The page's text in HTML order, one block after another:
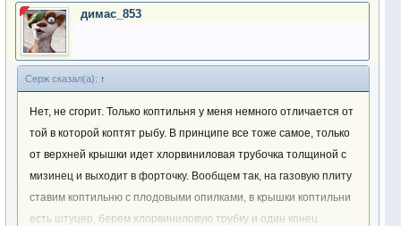
димас_853
Серж сказал(а): ↑
Нет, не сгорит. Только коптильня у меня немного отличается от
той в которой коптят рыбу. В принципе все тоже самое, только
от верхней крышки идет хлорвиниловая трубочка толщиной с
мизинец и выходит в форточку. Вообщем так, на газовую плиту
ставим коптильню с плодовыми опилками, в крышки коптильни
есть штуцер, берем хлорвиниловую трубку и один конец